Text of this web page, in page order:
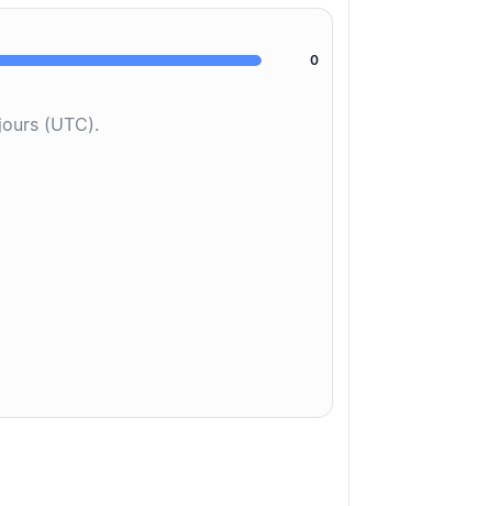
0
(UTC).